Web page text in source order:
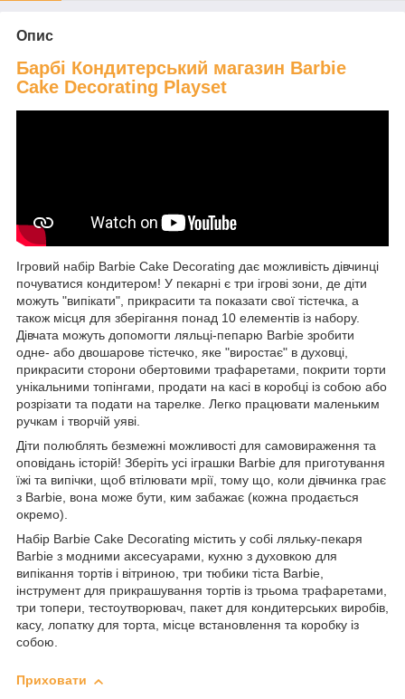
Опис
Барбі Кондитерський магазин Barbie
Cake Decorating Playset
Ігровий набір Barbie Cake Decorating дає можливість дівчинці
почуватися кондитером! У пекарні є три ігрові зони, де діти
можуть "випікати", прикрасити та показати свої тістечка, а
також місця для зберігання понад 10 елементів із набору.
Дівчата можуть допомогти ляльці-пепарю Barbie зробити
одне- або двошарове тістечко, яке "виростає" в духовці,
прикрасити сторони обертовими трафаретами, покрити торти
унікальними топінгами, продати на касі в коробці із собою або
розрізати та подати на тарелке. Легко працювати маленьким
ручкам і творчій уяві.
Діти полюблять безмежні можливості для самовираження та
оповідань історій! Зберіть усі іграшки Barbie для приготування
їжі та випічки, щоб втілювати мрії, тому що, коли дівчинка грає
з Barbie, вона може бути, ким забажає (кожна продається
окремо).
Набір Barbie Cake Decorating містить у собі ляльку-пекаря
Barbie з модними аксесуарами, кухню з духовкою для
випікання тортів і вітриною, три тюбики тіста Barbie,
інструмент для прикрашування тортів із трьома трафаретами,
три топери, тестоутворювач, пакет для кондитерських виробів,
касу, лопатку для торта, місце встановлення та коробку із
собою.
Приховати